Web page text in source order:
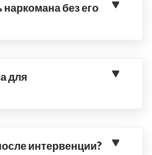
наркомана без его
для
интервенции?